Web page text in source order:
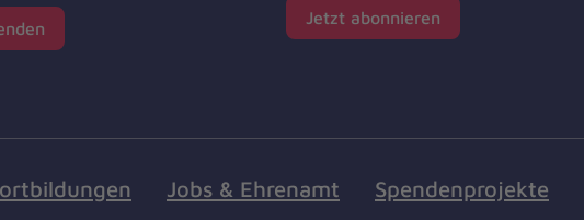
Jetzt abonnieren
Jobs & Ehrenamt Spendenprojekte